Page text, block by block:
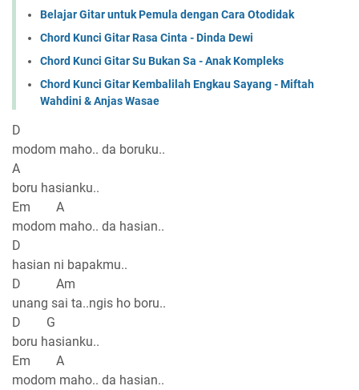
Belajar Gitar untuk Pemula dengan Cara Otodidak
Chord Kunci Gitar Rasa Cinta - Dinda Dewi
Chord Kunci Gitar Su Bukan Sa - Anak Kompleks
Chord Kunci Gitar Kembalilah Engkau Sayang - Miftah
Wahdini & Anjas Wasae
D
modom maho.. da boruku..
A
boru hasianku..
Em A
modom maho.. da hasian..
D
hasian ni bapakmu..
D Am
unang sai ta..ngis ho boru..
D G
boru hasianku..
Em A
modom maho.. da hasian..